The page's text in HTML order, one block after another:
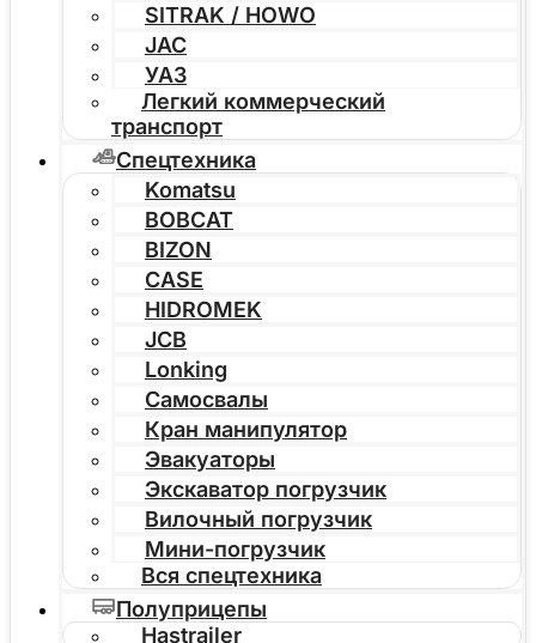
SITRAK / HOWO
JAC
УАЗ
Легкий коммерческий
транспорт
Спецтехника
Komatsu
BOBCAT
BIZON
CASE
HIDROMEK
JCB
Lonking
Самосвалы
Кран манипулятор
Эвакуаторы
Экскаватор погрузчик
Вилочный погрузчик
Мини-погрузчик
Вся спецтехника
Полуприцепы
Hastrailer